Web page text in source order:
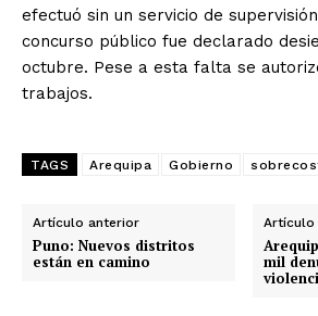
efectuó sin un servicio de
concurso público fue declarado
octubre. Pese a esta falta se
trabajos.
TAGS Arequipa Gobierno
Artículo anterior
Puno: Nuevos distritos
están en camino
Artículo
mil